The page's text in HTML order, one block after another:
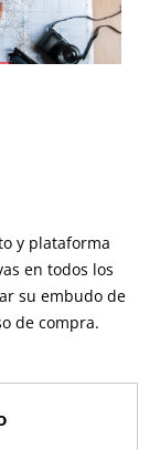
y plataforma
en todos los
su embudo de
de compra.